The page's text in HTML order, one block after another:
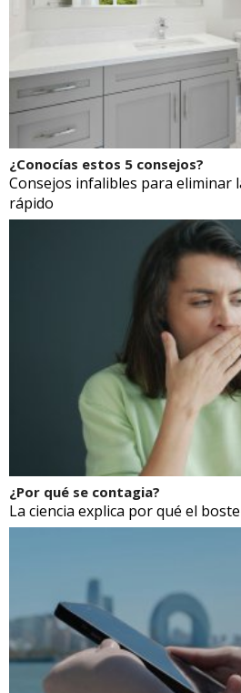
¿Conocías estos 5 consejos?
Consejos infalibles para eliminar
rápido
¿Por qué se contagia?
La ciencia explica por qué el